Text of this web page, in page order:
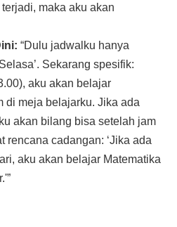
maka aku akan
“Dulu jadwalku hanya
Sekarang spesifik:
aku akan belajar
di meja belajarku. Jika ada
akan bilang bisa setelah jam
rencana cadangan: ‘Jika ada
aku akan belajar Matematika